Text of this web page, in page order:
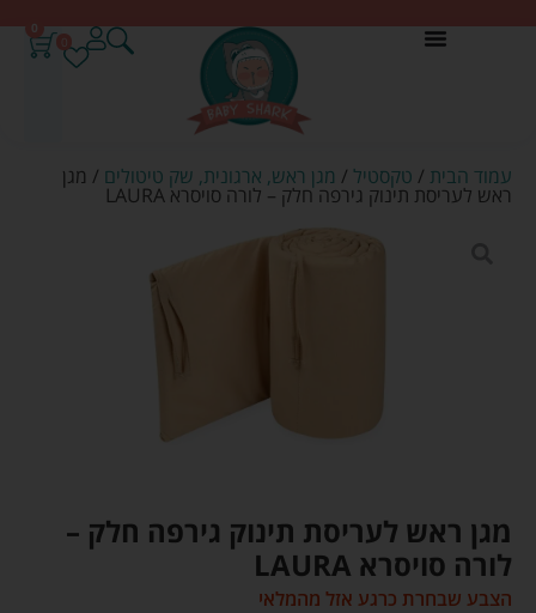
0
עמוד הבית / טקסטיל / מגן ראש, ארגונית, שק טיטולים / מגן
ראש לעריסת תינוק גירפה חלק – לורה סויסרא LAURA
מגן ראש לעריסת תינוק גירפה חלק –
לורה סויסרא LAURA
הצבע שבחרת כרגע אזל מהמלאי